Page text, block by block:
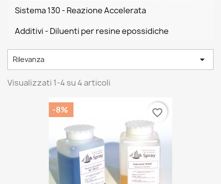
Sistema 130 - Reazione Accelerata
Additivi - Diluenti per resine epossidiche
Rilevanza 
Visualizzati 1-4 su 4 articoli
-8% favorite_border